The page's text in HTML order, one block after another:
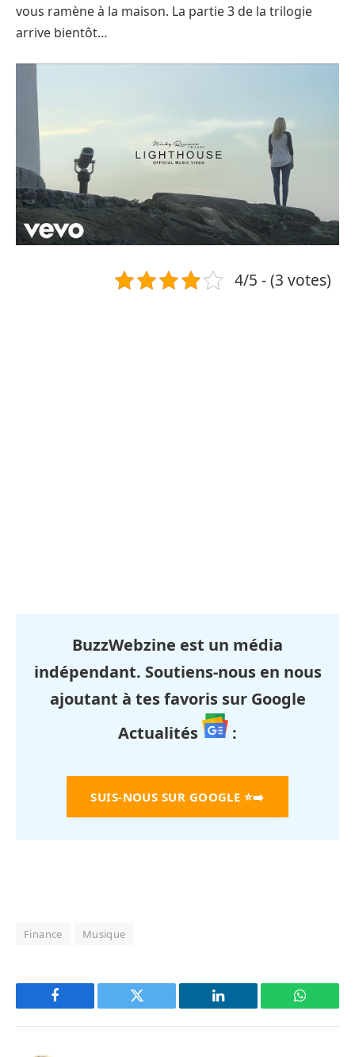
vous ramène à la maison. La partie 3 de la trilogie
arrive bientôt…
4/5 - (3 votes)
BuzzWebzine est un média
indépendant. Soutiens-nous en nous
ajoutant à tes favoris sur Google
Actualités
:
SUIS-NOUS SUR GOOGLE ⭐➡️
Finance Musique
Facebook Twitter LinkedIn